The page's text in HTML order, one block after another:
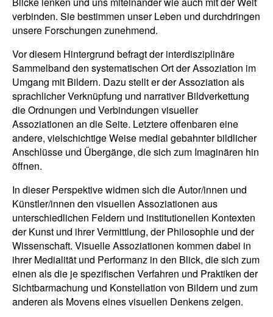
verbinden. Sie bestimmen unser Leben und durchdringen
unsere Forschungen zunehmend.
Vor diesem Hintergrund befragt der interdisziplinäre
Sammelband den systematischen Ort der Assoziation im
Umgang mit Bildern. Dazu stellt er der Assoziation als
sprachlicher Verknüpfung und narrativer Bildverkettung
die Ordnungen und Verbindungen visueller
Assoziationen an die Seite. Letztere offenbaren eine
andere, vielschichtige Weise medial gebahnter bildlicher
Anschlüsse und Übergänge, die sich zum Imaginären hin
öffnen.
In dieser Perspektive widmen sich die Autor/innen und
Künstler/innen den visuellen Assoziationen aus
unterschiedlichen Feldern und institutionellen Kontexten
der Kunst und ihrer Vermittlung, der Philosophie und der
Wissenschaft. Visuelle Assoziationen kommen dabei in
ihrer Medialität und Performanz in den Blick, die sich zum
einen als die je spezifischen Verfahren und Praktiken der
Sichtbarmachung und Konstellation von Bildern und zum
anderen als Movens eines visuellen Denkens zeigen.